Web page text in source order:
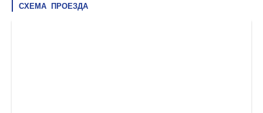
СХЕМА ПРОЕЗДА